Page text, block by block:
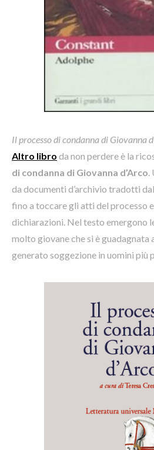
Il processo di condanna di Giovanna
Altro libro da non perdere è la
di condanna di Giovanna d’Arco
da documenti d’archivio tradotti
fino a toccare gli atti del processo
dichiarazioni. Nel testo emergono
molto giovane che si è guadagnata
generato soggezione in uomini più